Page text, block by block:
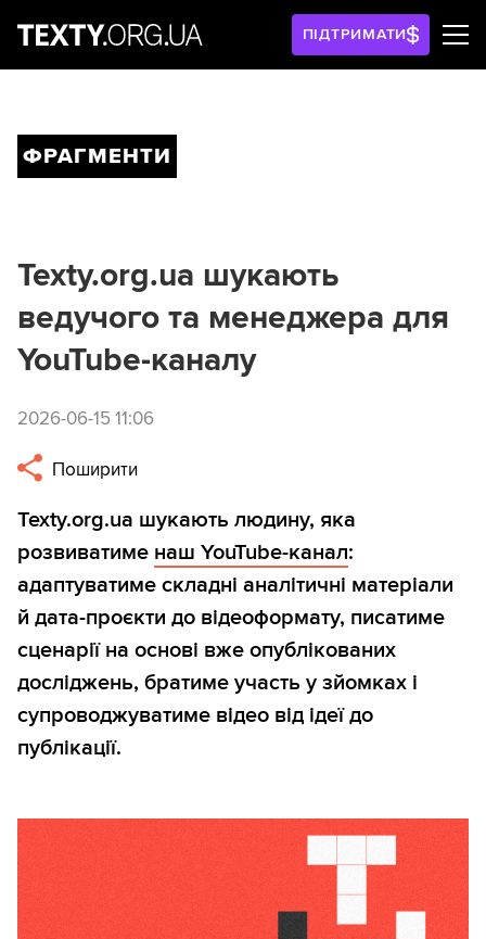
ПІДТРИМАТИ
ФРАГМЕНТИ
Texty.org.ua шукають
ведучого та менеджера для
YouTube-каналу
2026-06-15 11:06
Поширити
Texty.org.ua шукають людину, яка
розвиватиме наш YouTube-канал:
адаптуватиме складні аналітичні матеріали
й дата-проєкти до відеоформату, писатиме
сценарії на основі вже опублікованих
досліджень, братиме участь у зйомках і
супроводжуватиме відео від ідеї до
публікації.